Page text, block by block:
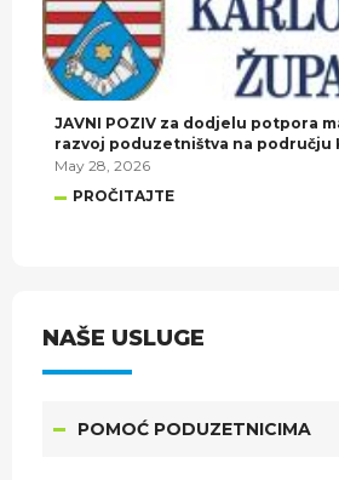
JAVNI POZIV za dodjelu potpora
razvoj poduzetništva na području
županije u 2026. godini.
May 28, 2026
PROČITAJTE
NAŠE USLUGE
POMOĆ PODUZETNICIMA